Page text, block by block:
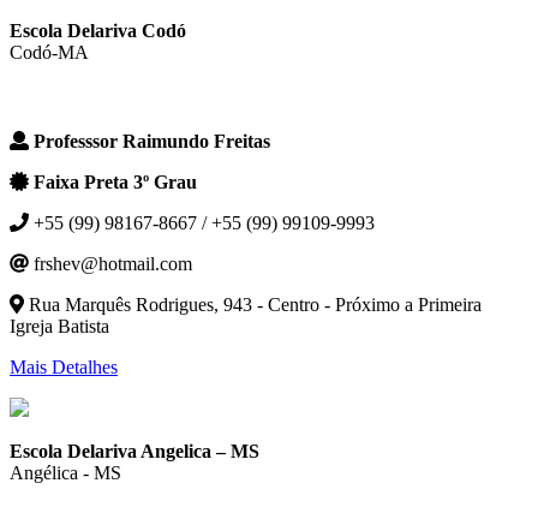
Escola Delariva Codó
Codó-MA
Professsor Raimundo Freitas
Faixa Preta 3º Grau
+55 (99) 98167-8667 / +55 (99) 99109-9993
frshev@hotmail.com
Rua Marquês Rodrigues, 943 - Centro - Próximo a Primeira
Igreja Batista
Mais Detalhes
Escola Delariva Angelica – MS
Angélica - MS